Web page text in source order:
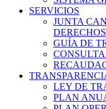
SERVICIOS
JUNTA
DERECHOS
GUÍA DE
LEY DE
PLAN